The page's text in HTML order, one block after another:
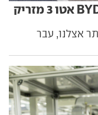
יותר טווח, הרבה יותר ביצועים: BYD אטו 3 מזריק
אצלנו, עבר
מתי יגיע